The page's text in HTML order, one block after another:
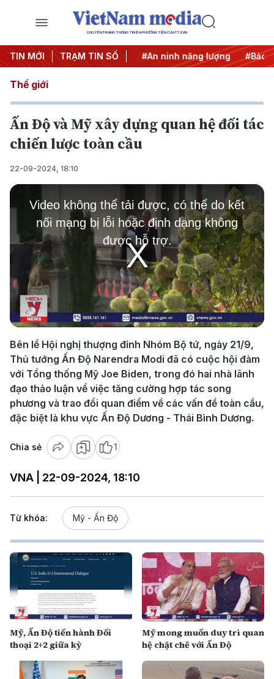
CHUYÊN TRANG THÔNG TIN ĐA PHƯƠNG TIỆN CỦA TTXVN
TIN MỚI TRẠM TIN SỐ
#Căng thẳng Trung Đông #An ninh năng lượng #Bảo
Thế giới
Ấn Độ và Mỹ xây dựng quan hệ đối tác
chiến lược toàn cầu
22-09-2024, 18:10
Play
Video
This
a
window.
Video không thể tải được, có thể do kết
nối mạng bị lỗi hoặc định dạng không
được hỗ trợ.
Bên lề Hội nghị thượng đỉnh Nhóm Bộ tứ, ngày 21/9,
Thủ tướng Ấn Độ Narendra Modi đã có cuộc hội đàm
với Tổng thống Mỹ Joe Biden, trong đó hai nhà lãnh
đạo thảo luận về việc tăng cường hợp tác song
phương và trao đổi quan điểm về các vấn đề toàn cầu,
đặc biệt là khu vực Ấn Độ Dương - Thái Bình Dương.
Chia sẻ 1
VNA | 22-09-2024, 18:10
Từ khóa: Mỹ - Ấn Độ
Mỹ, Ấn Độ tiến hành Đối
thoại 2+2 giữa kỳ
Mỹ mong muốn duy trì quan
hệ chặt chẽ với Ấn Độ